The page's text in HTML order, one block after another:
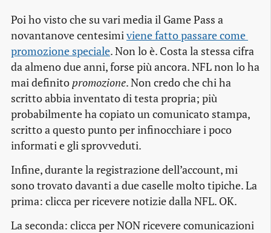
Poi ho visto che su vari media il Game Pass a
novantanove centesimi viene fatto passare come
promozione speciale. Non lo è. Costa la stessa cifra
da almeno due anni, forse più ancora. NFL non lo ha
mai definito promozione. Non credo che chi ha
scritto abbia inventato di testa propria; più
probabilmente ha copiato un comunicato stampa,
scritto a questo punto per infinocchiare i poco
informati e gli sprovveduti.
Infine, durante la registrazione dell’account, mi
sono trovato davanti a due caselle molto tipiche. La
prima: clicca per ricevere notizie dalla NFL. OK.
La seconda: clicca per NON ricevere comunicazioni